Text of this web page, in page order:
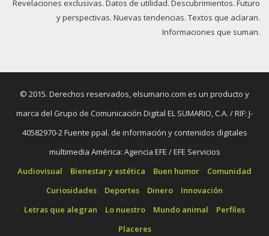
Revelaciones exclusivas. Datos de utilidad. Descubrimientos. Futuro
y perspectivas. Nuevas tendencias. Textos que aclaran.
Informaciones que suman.
© 2015. Derechos reservados, elsumario.com es un producto y
marca del Grupo de Comunicación Digital EL SUMARIO, C.A. / RIF: J-
40582970-2 Fuente ppal. de información y contenidos digitales
multimedia América: Agencia EFE / EFE Servicios
Audiovisual
Bienestar y estética Buen humor
Comunidad
Curiosidades
Deportes Dinero
Innovación
Letras que alegran
Lo nuestro Mundo animal
Perfiles
Placeres